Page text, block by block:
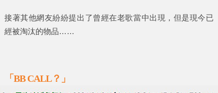
接著其他網友紛紛提出了曾經在老歌當中出現，但是現今已
經被淘汰的物品……
「BB CALL？」